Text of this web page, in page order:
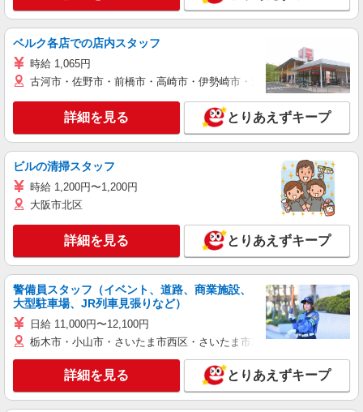
ベルク各店での店内スタッフ
時給 1,065円
古河市・佐野市・前橋市・高崎市・伊勢崎市・太田市・館林市・藤
詳細を見る とりあえずキープ
ビルの清掃スタッフ
時給 1,200円〜1,200円
大阪市北区
詳細を見る とりあえずキープ
警備員スタッフ（イベント、道路、商業施設、
大型駐車場、JR列車見張りなど）
日給 11,000円〜12,100円
栃木市・小山市・さいたま市西区・さいたま市岩槻区・久喜市・蓮田
詳細を見る とりあえずキープ